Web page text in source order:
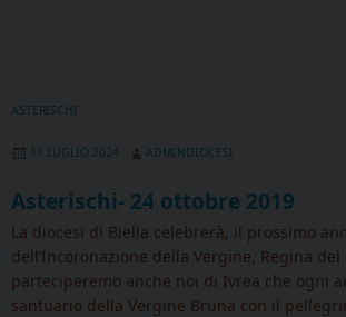
ASTERISCHI
11 LUGLIO 2024 ADMINDIOCESI
Asterischi- 24 ottobre 2019
La diocesi di Biella celebrerà, il prossimo
dell’Incoronazione della Vergine, Regina
parteciperemo anche noi di Ivrea che ogni
santuario della Vergine Bruna con il